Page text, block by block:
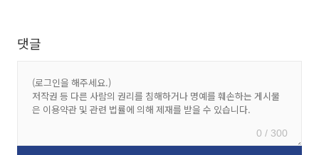
댓글
0 / 300